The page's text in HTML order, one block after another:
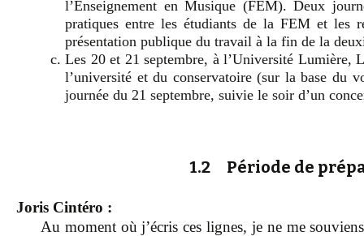
l’Enseignement en Musique (FEM). Deux
pratiques entre les étudiants de la FEM et les
présentation publique du travail à la fin de la
Les 20 et 21 septembre, à l’Université Lumière,
l’université et du conservatoire (sur la base du
journée du 21 septembre, suivie le soir d’un
1.2 Période de
Joris Cintéro :
Au moment où j’écris ces lignes, je ne me